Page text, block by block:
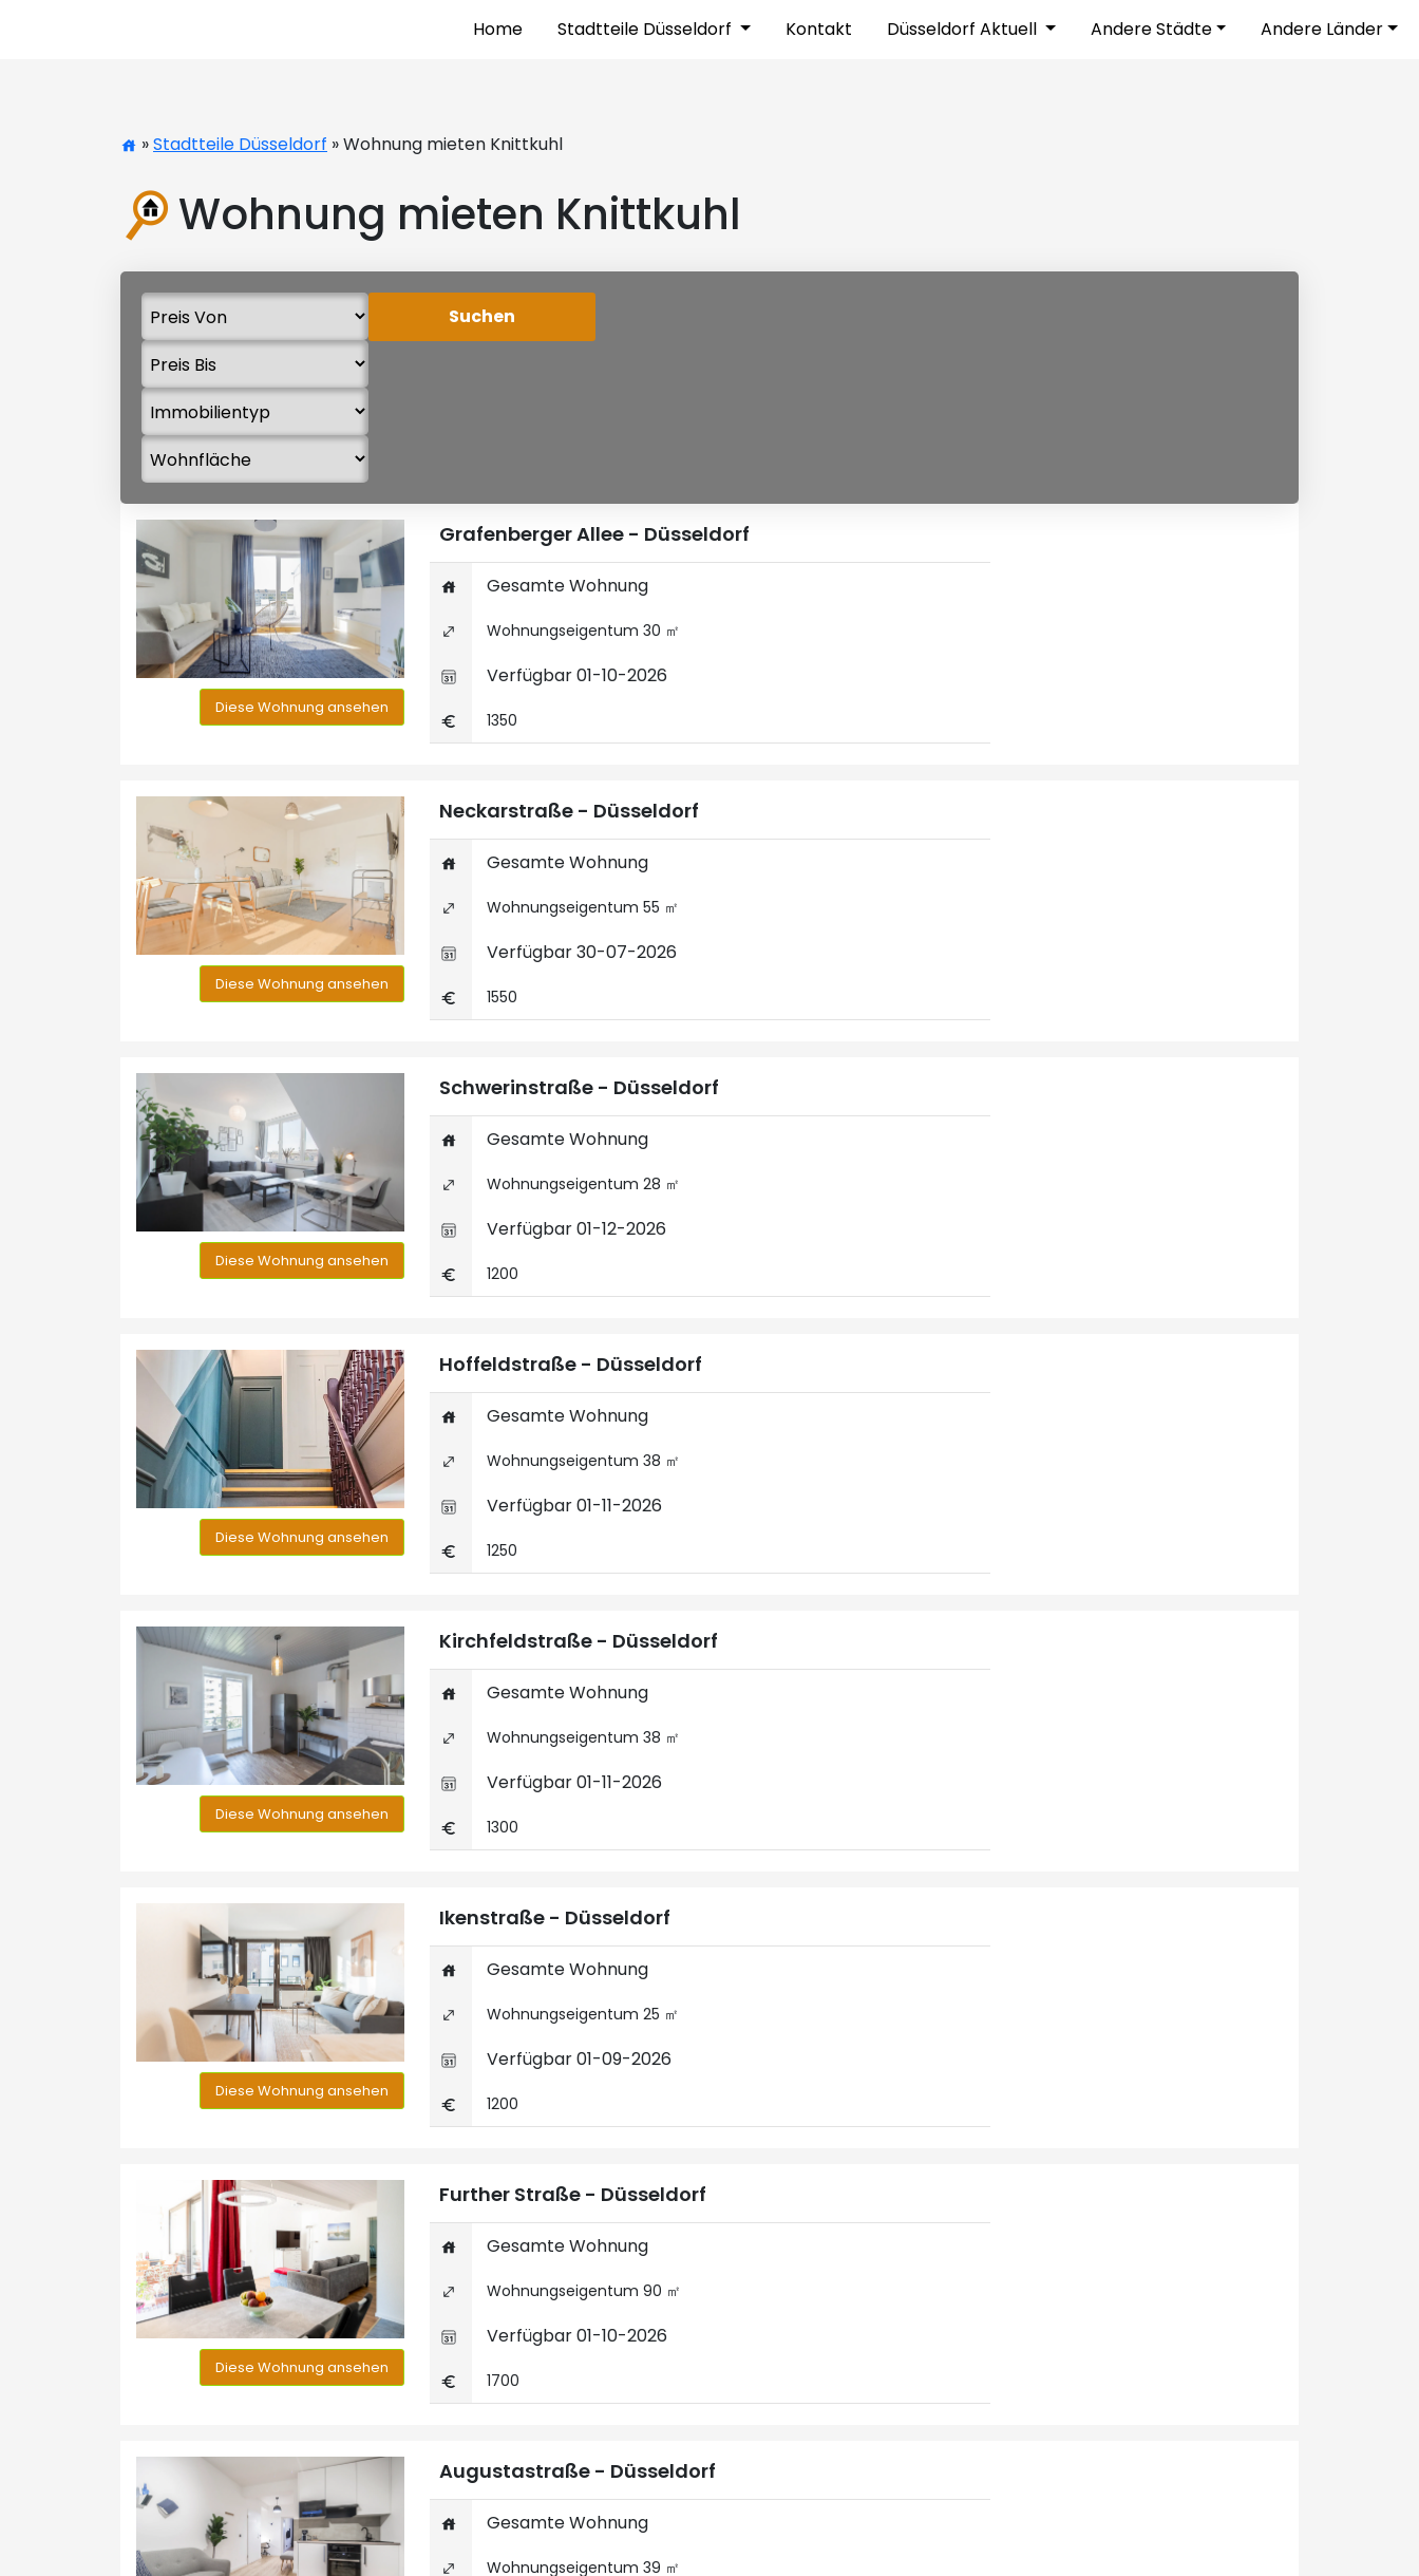
Home Stadtteile Düsseldorf Kontakt Düsseldorf Aktuell Andere Städte Andere Länder
»Stadtteile Düsseldorf » Wohnung mieten Knittkuhl
Wohnung mieten Knittkuhl
Diese Wohnung ansehen
Grafenberger Allee - Düsseldorf
Gesamte Wohnung
Wohnungseigentum 30 ㎡
Verfügbar 01-10-2026
1350
Diese Wohnung ansehen
Neckarstraße - Düsseldorf
Gesamte Wohnung
Wohnungseigentum 55 ㎡
Verfügbar 30-07-2026
1550
Diese Wohnung ansehen
Schwerinstraße - Düsseldorf
Gesamte Wohnung
Wohnungseigentum 28 ㎡
Verfügbar 01-12-2026
1200
Diese Wohnung ansehen
Hoffeldstraße - Düsseldorf
Gesamte Wohnung
Wohnungseigentum 38 ㎡
Verfügbar 01-11-2026
1250
Diese Wohnung ansehen
Kirchfeldstraße - Düsseldorf
Gesamte Wohnung
Wohnungseigentum 38 ㎡
Verfügbar 01-11-2026
1300
Diese Wohnung ansehen
Ikenstraße - Düsseldorf
Gesamte Wohnung
Wohnungseigentum 25 ㎡
Verfügbar 01-09-2026
1200
Diese Wohnung ansehen
Further Straße - Düsseldorf
Gesamte Wohnung
Wohnungseigentum 90 ㎡
Verfügbar 01-10-2026
1700
Augustastraße - Düsseldorf
Gesamte Wohnung
Wohnungseigentum 39 ㎡